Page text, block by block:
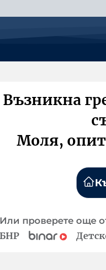
Възникна
Моля,
Или проверете още
БНР